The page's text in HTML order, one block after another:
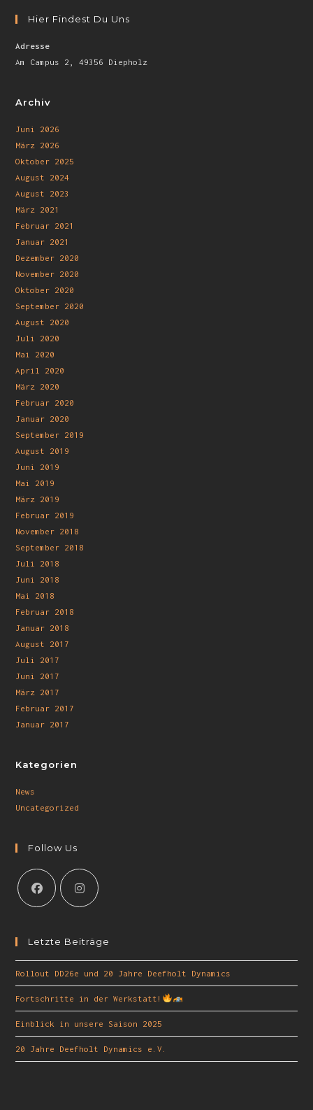
Hier Findest Du Uns
Adresse
Am Campus 2, 49356 Diepholz
Archiv
Juni 2026
März 2026
Oktober 2025
August 2024
August 2023
März 2021
Februar 2021
Januar 2021
Dezember 2020
November 2020
Oktober 2020
September 2020
August 2020
Juli 2020
Mai 2020
April 2020
März 2020
Februar 2020
Januar 2020
September 2019
August 2019
Juni 2019
Mai 2019
März 2019
Februar 2019
November 2018
September 2018
Juli 2018
Juni 2018
Mai 2018
Februar 2018
Januar 2018
August 2017
Juli 2017
Juni 2017
März 2017
Februar 2017
Januar 2017
Kategorien
News
Uncategorized
Follow Us
Letzte Beiträge
Rollout DD26e und 20 Jahre Deefholt Dynamics
Fortschritte in der Werkstatt!
Einblick in unsere Saison 2025
20 Jahre Deefholt Dynamics e.V.